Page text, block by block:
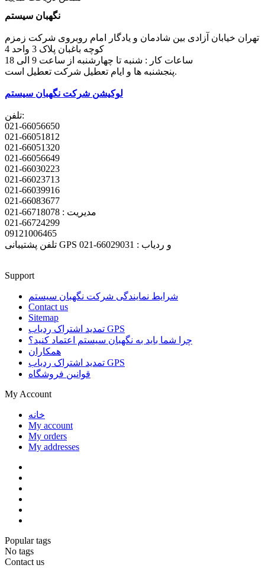
نگهبان سیستم
تهران خیابان آزادی بین شادمان و یادگار امام روبروی شرکت زمزم
کوچه باغبان پلاک 3 واحد 4
پنجشنبه ها و ایام تعطیل شرکت تعطیل است.
لوکیشن شرکت نگهبان سیستم
تلفن:
021-66056650
021-66051812
021-66051320
021-66056649
021-66030223
021-66023713
021-66039916
021-66083677
مدیریت : 66718078-021
021-66724299
09121006465
تلفن پشتیبانی GPS و ردیاب : 66029031-021
Support
شرایط نمایندگی شرکت نگهبان سیستم
Contact us
Sitemap
تمدید اشتراک ردیاب GPS
چرا شما باید به نگهبان سیستم اعتماد کنید؟
همکاران
تمدید اشتراک ردیاب GPS
قوانین فروشگاه
My Account
خانه
My account
My orders
My addresses
Popular tags
No tags
Contact us